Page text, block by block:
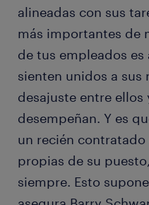
alineadas con sus
más importantes de
de tus empleados
sienten unidos a sus
desajuste entre ellos
desempeñan. Y es
un recién
propias de su
siempre. Esto